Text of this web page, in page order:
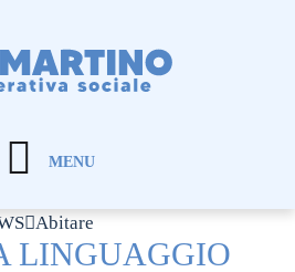
MENU
Abitare
LINGUAGGIO